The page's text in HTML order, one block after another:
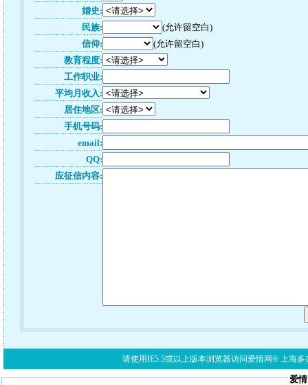
婚史:
民族:
(允许留空白)
信仰:
(允许留空白)
教育程度:
工作职业:
平均月收入:
居住地区:
手机号码:
email:
QQ:
应征信内容:
请使用IE5.5或以上版本浏览器访问爱情网® 上海多
爱